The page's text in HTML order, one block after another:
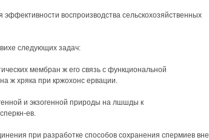
эффективности воспроизводства сельскохозяйственных
следующих задач:
мембран ж его связь с функциональной
ж хряка при кржохонс ервации.
и экзогенной природы на лшшды к
ев.
при разработке способов сохранения спермиев вне